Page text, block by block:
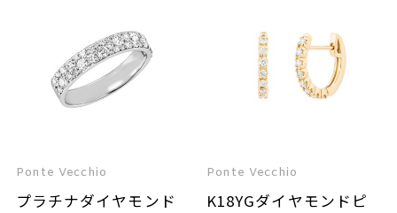
Ponte Vecchio
プラチナダイヤモンド
Ponte Vecchio
K18YGダイヤモンドピ